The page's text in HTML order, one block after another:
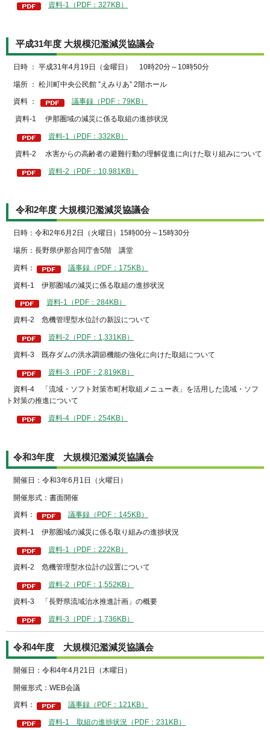
資料-1（PDF：327KB）
平成31年度 大規模氾濫減災協議会
日時 ： 平成31年4月19日（金曜日） 10時20分～10時50分
場所 ： 松川町中央公民館 ”えみりあ” 2階ホール
資料 ： 議事録（PDF：79KB）
資料-1 伊那圏域の減災に係る取組の進捗状況
資料-1（PDF：332KB）
資料-2 水害からの高齢者の避難行動の理解促進に向けた取り組みについて
資料-2（PDF：10,981KB）
令和2年度 大規模氾濫減災協議会
日時：令和2年6月2日（火曜日）15時00分～15時30分
場所：長野県伊那合同庁舎5階 講堂
資料： 議事録（PDF：175KB）
資料-1 伊那圏域の減災に係る取組の進捗状況
資料-1（PDF：284KB）
資料-2 危機管理型水位計の新設について
資料-2（PDF：1,331KB）
資料-3 既存ダムの洪水調節機能の強化に向けた取組について
資料-3（PDF：2,819KB）
資料-4 「流域・ソフト対策市町村取組メニュー表」を活用した流域・ソフ
ト対策の推進について
資料-4（PDF：254KB）
令和3年度 大規模氾濫減災協議会
開催日：令和3年6月1日（火曜日）
開催形式：書面開催
資料： 議事録（PDF：145KB）
資料-1 伊那圏域の減災に係る取り組みの進捗状況
資料-1（PDF：222KB）
資料-2 危機管理型水位計の設置について
資料-2（PDF：1,552KB）
資料-3 「長野県流域治水推進計画」の概要
資料-3（PDF：1,736KB）
令和4年度 大規模氾濫減災協議会
開催日：令和4年4月21日（木曜日）
開催形式：WEB会議
資料： 議事録（PDF：121KB）
資料-1 取組の進捗状況（PDF：231KB）